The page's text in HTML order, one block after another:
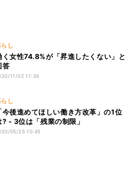
し
く女性74.8%が「昇進したくない」と
答
11/02 11:34
し
今後進めてほしい働き方改革」の1位
? - 3位は「残業の制限」
05/25 10:45